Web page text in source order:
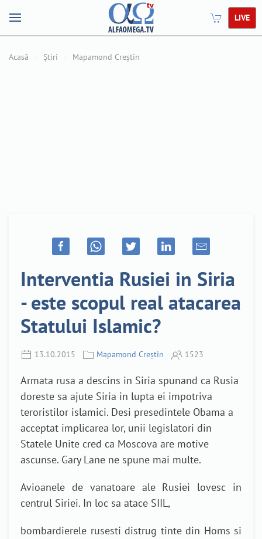
LIVE
Acasă Știri Mapamond Creștin
Interventia Rusiei in Siria
- este scopul real atacarea
Statului Islamic?
13.10.2015 Mapamond Creștin 1523
Armata rusa a descins in Siria spunand ca Rusia
doreste sa ajute Siria in lupta ei impotriva
teroristilor islamici. Desi presedintele Obama a
acceptat implicarea lor, unii legislatori din
Statele Unite cred ca Moscova are motive
ascunse. Gary Lane ne spune mai multe.
Avioanele de vanatoare ale Rusiei lovesc in
centrul Siriei. In loc sa atace SIIL,
bombardierele rusesti distrug tinte din Homs si